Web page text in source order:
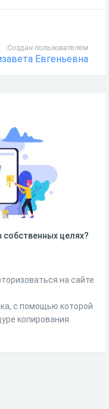
Создан пользователем
Евгеньевна
собственных целях?
на сайте
с помощью которой
копирования.